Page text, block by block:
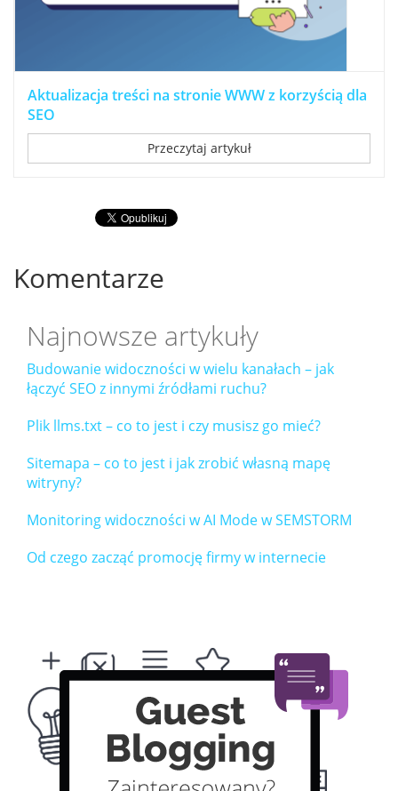
Aktualizacja treści na stronie WWW z korzyścią dla
SEO
Przeczytaj artykuł
Komentarze
Najnowsze artykuły
Budowanie widoczności w wielu kanałach – jak
łączyć SEO z innymi źródłami ruchu?
Plik llms.txt – co to jest i czy musisz go mieć?
Sitemapa – co to jest i jak zrobić własną mapę
witryny?
Monitoring widoczności w AI Mode w SEMSTORM
Od czego zacząć promocję firmy w internecie